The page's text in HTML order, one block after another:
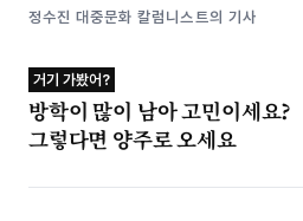
정수진 대중문화 칼럼니스트의 기사
거기 가봤어?
방학이 많이 남아 고민이세요?
그렇다면 양주로 오세요